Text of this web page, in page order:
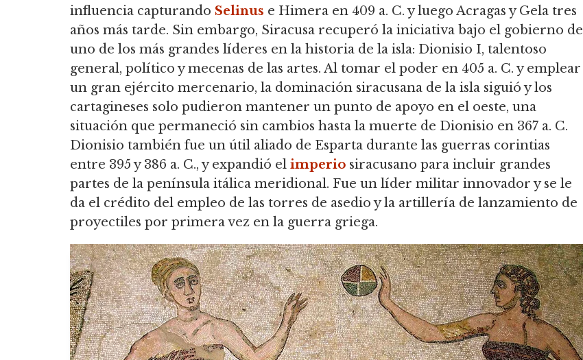
influencia capturando Selinus e Himera en 409 a. C. y luego Acragas y Gela tres
años más tarde. Sin embargo, Siracusa recuperó la iniciativa bajo el gobierno de
uno de los más grandes líderes en la historia de la isla: Dionisio I, talentoso
general, político y mecenas de las artes. Al tomar el poder en 405 a. C. y emplear
un gran ejército mercenario, la dominación siracusana de la isla siguió y los
cartagineses solo pudieron mantener un punto de apoyo en el oeste, una
situación que permaneció sin cambios hasta la muerte de Dionisio en 367 a. C.
Dionisio también fue un útil aliado de Esparta durante las guerras corintias
entre 395 y 386 a. C., y expandió el imperio siracusano para incluir grandes
partes de la península itálica meridional. Fue un líder militar innovador y se le
da el crédito del empleo de las torres de asedio y la artillería de lanzamiento de
proyectiles por primera vez en la guerra griega.